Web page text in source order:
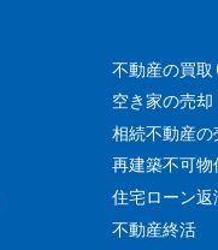
不動産の買取
空き家の売却
相続不動産の
再建築不可物
住宅ローン返
不動産終活